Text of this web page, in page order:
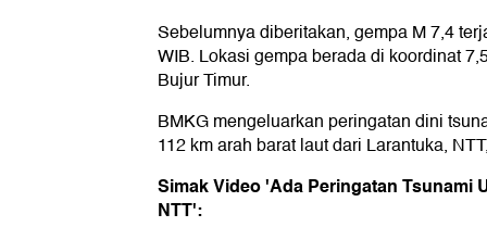
Sebelumnya diberitakan, gempa M 7,4
WIB. Lokasi gempa berada di koordinat
Bujur Timur.
BMKG mengeluarkan peringatan dini
112 km arah barat laut dari Larantuka,
Simak Video 'Ada Peringatan Tsunami
NTT':